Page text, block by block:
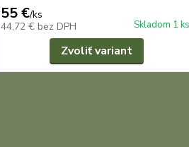
55 €/ks
44,72 € bez DPH Skladom 1 ks
Zvoliť variant